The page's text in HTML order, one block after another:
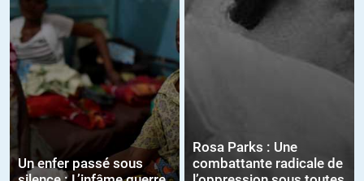
Un enfer passé sous
Rosa Parks : Une
combattante radicale de